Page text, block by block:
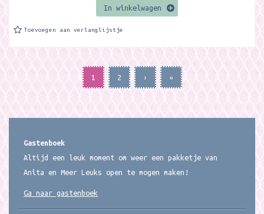
In winkelwagen
Toevoegen aan verlanglijstje
1 2 › »
Gastenboek
Altijd een leuk moment om weer een pakketje van
Anita en Meer Leuks open te mogen maken!
Ga naar gastenboek